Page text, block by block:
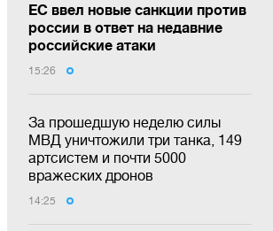
ЕС ввел новые санкции против
россии в ответ на недавние
российские атаки
15:26
За прошедшую неделю силы
МВД уничтожили три танка, 149
артсистем и почти 5000
вражеских дронов
14:25